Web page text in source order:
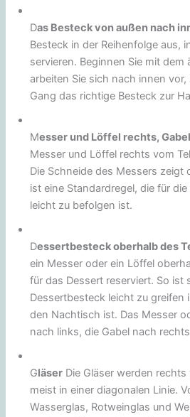
Das Besteck von außen nach
Besteck in der Reihenfolge aus,
servieren. Beginnen Sie mit dem
arbeiten Sie sich nach innen
Gang das richtige Besteck zur
Messer und Löffel rechts,
Messer und Löffel rechts vom
Die Schneide des Messers zeigt
ist eine Standardregel, die für
leicht zu befolgen ist.
Dessertbesteck oberhalb des
ein Messer oder ein Löffel
für das Dessert reserviert. So ist
Dessertbesteck leicht zu greifen
den Nachtisch ist. Das Messer
nach links, die Gabel nach
Gläser Die Gläser werden
meist in einer diagonalen Linie.
Wasserglas, Rotweinglas und